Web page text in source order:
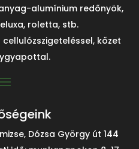
alumínium redőnyök,
roletta, stb.
kőzet
Dózsa György út 144